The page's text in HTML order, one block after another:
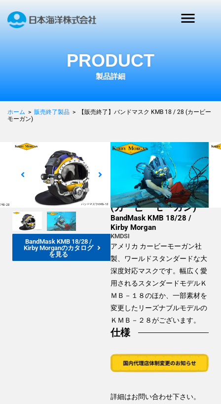
PRODUCT
製品詳細
ホーム > 販売終了製品 >
【販売終了】バンドマスク KMB 18 / 28 (カービー
モーガン)
BandMask KMB 18/28 /
Kirby Morganのカタログ
を見る
調査, 測量・測定, 探査・
探索, 観測・モニタリング,
防衛・監視
【販売終了】バンド
マスク KMB 18 / 28
(カービーモーガン)
BandMask KMB 18/28 /
Kirby Morgan
KMDSI
アメリカ カービーモーガン社
製、ワールドスタンダードな大
深度対応マスクです。幅広く愛
用されるスタンダードモデルＫ
ＭＢ－１８のほか、一部素材を
変更したリーズナブルモデルの
ＫＭＢ－２８がございます。
仕様
詳細はお問い合わせ下さい。